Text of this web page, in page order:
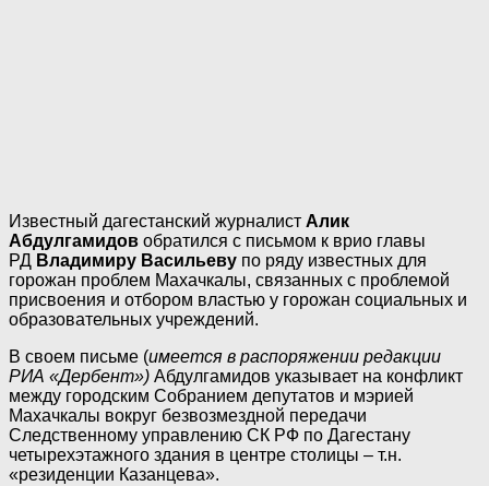
Известный дагестанский журналист Алик
Абдулгамидов обратился с письмом к врио главы
РД Владимиру Васильеву по ряду известных для
горожан проблем Махачкалы, связанных с проблемой
присвоения и отбором властью у горожан социальных и
образовательных учреждений.
В своем письме (имеется в распоряжении редакции
РИА «Дербент») Абдулгамидов указывает на конфликт
между городским Собранием депутатов и мэрией
Махачкалы вокруг безвозмездной передачи
Следственному управлению СК РФ по Дагестану
четырехэтажного здания в центре столицы – т.н.
«резиденции Казанцева».